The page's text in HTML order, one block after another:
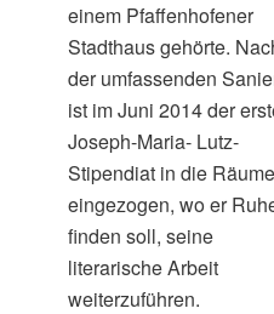
einem Pfaffenhofener
Stadthaus gehörte.
der umfassenden
ist im Juni 2014 der
Joseph-Maria- Lutz-
Stipendiat in die Räume
eingezogen, wo er
finden soll, seine
literarische Arbeit
weiterzuführen.